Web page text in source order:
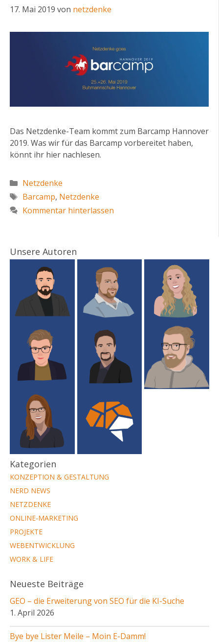
17. Mai 2019 von netzdenke
Das Netzdenke-Team kommt zum Barcamp Hannover
2019. Was wir für das Barcamp vorbereitet haben,
könnt ihr hier nachlesen.
Kategorien
Netzdenke
Schlagwörter
Barcamp, Netzdenke
Kommentar hinterlassen
Unsere Autoren
Kategorien
KONZEPTION & GESTALTUNG
NERD NEWS
NETZDENKE
ONLINE-MARKETING
PROJEKTE
WEBENTWICKLUNG
WORK & LIFE
Neueste Beiträge
GEO – die Erweiterung von SEO für die KI-Suche
1. April 2026
Bye bye Lister Meile – Moin E-Damm!